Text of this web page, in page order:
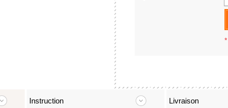
*
Instruction Livraison